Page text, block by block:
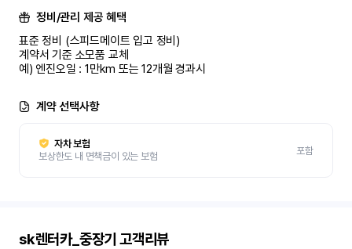
정비/관리 제공 혜택
표준 정비 (스피드메이트 입고 정비)
계약서 기준 소모품 교체
예) 엔진오일 : 1만km 또는 12개월 경과시
계약 선택사항
자차 보험
보상한도 내 면책금이 있는 보험
포함
sk렌터카_중장기 고객리뷰